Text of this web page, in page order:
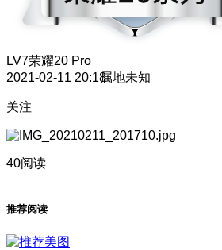
LV7荣耀20 Pro
2021-02-11 20:18属地未知
关注
40阅读
推荐阅读